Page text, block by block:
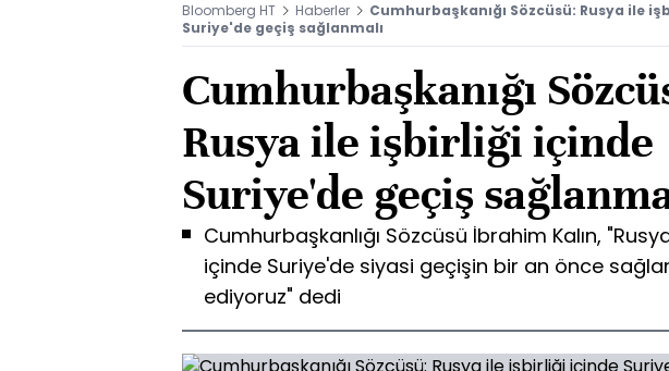
Bloomberg HT Haberler
Cumhurbaşkanığı Sözcüsü: Rusya ile
Suriye'de geçiş sağlanmalı
Cumhurbaşkanığı
Rusya ile işbirliği içinde
Suriye'de geçiş
Cumhurbaşkanlığı Sözcüsü İbrahim Kalın,
içinde Suriye'de siyasi geçişin bir an önce
ediyoruz" dedi